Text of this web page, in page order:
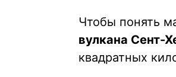
Чтобы понять
вулкана Сент-
квадратных